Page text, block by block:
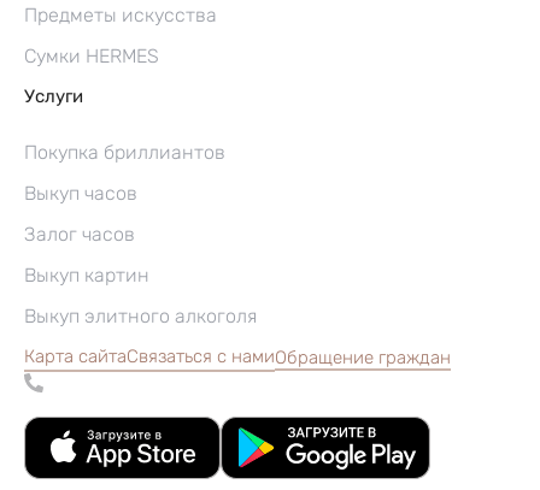
Предметы искусства
Сумки HERMES
Услуги
Покупка бриллиантов
Выкуп часов
Залог часов
Выкуп картин
Выкуп элитного алкоголя
Карта сайтаСвязаться с намиОбращение граждан